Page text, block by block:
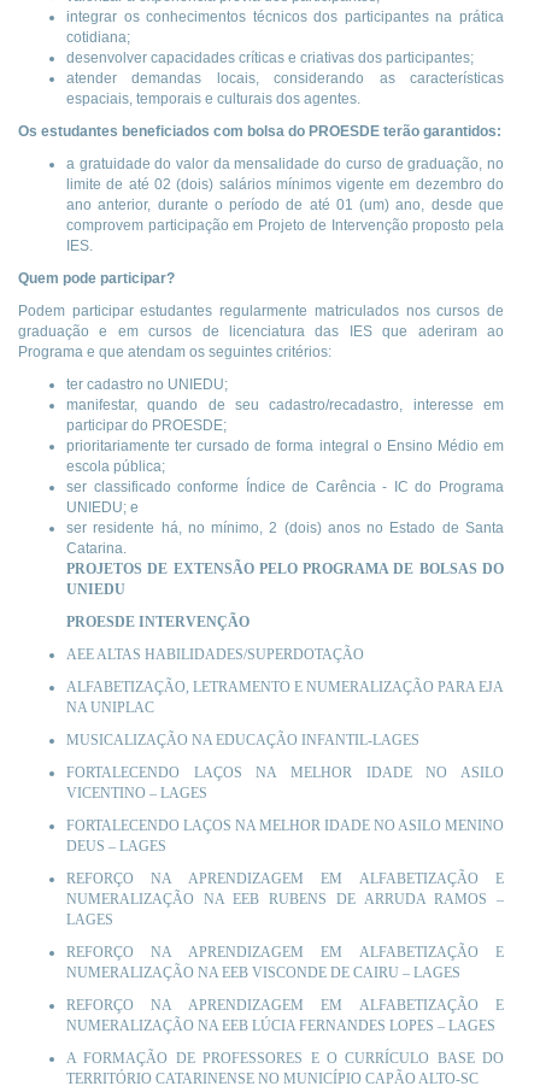
integrar os conhecimentos técnicos dos participantes na prática
cotidiana;
desenvolver capacidades críticas e criativas dos participantes;
atender demandas locais, considerando as características
espaciais, temporais e culturais dos agentes.
Os estudantes beneficiados com bolsa do PROESDE terão garantidos:
a gratuidade do valor da mensalidade do curso de graduação, no
limite de até 02 (dois) salários mínimos vigente em dezembro do
ano anterior, durante o período de até 01 (um) ano, desde que
comprovem participação em Projeto de Intervenção proposto pela
IES.
Quem pode participar?
Podem participar estudantes regularmente matriculados nos cursos de
graduação e em cursos de licenciatura das IES que aderiram ao
Programa e que atendam os seguintes critérios:
ter cadastro no UNIEDU;
manifestar, quando de seu cadastro/recadastro, interesse em
participar do PROESDE;
prioritariamente ter cursado de forma integral o Ensino Médio em
escola pública;
ser classificado conforme Índice de Carência - IC do Programa
UNIEDU; e
ser residente há, no mínimo, 2 (dois) anos no Estado de Santa
Catarina.
PROJETOS DE EXTENSÃO PELO PROGRAMA DE BOLSAS DO
UNIEDU
PROESDE INTERVENÇÃO
AEE ALTAS HABILIDADES/SUPERDOTAÇÃO
ALFABETIZAÇÃO, LETRAMENTO E NUMERALIZAÇÃO PARA EJA
NA UNIPLAC
MUSICALIZAÇÃO NA EDUCAÇÃO INFANTIL-LAGES
FORTALECENDO LAÇOS NA MELHOR IDADE NO ASILO
VICENTINO – LAGES
FORTALECENDO LAÇOS NA MELHOR IDADE NO ASILO MENINO
DEUS – LAGES
REFORÇO NA APRENDIZAGEM EM ALFABETIZAÇÃO E
NUMERALIZAÇÃO NA EEB RUBENS DE ARRUDA RAMOS –
LAGES
REFORÇO NA APRENDIZAGEM EM ALFABETIZAÇÃO E
NUMERALIZAÇÃO NA EEB VISCONDE DE CAIRU – LAGES
REFORÇO NA APRENDIZAGEM EM ALFABETIZAÇÃO E
NUMERALIZAÇÃO NA EEB LÚCIA FERNANDES LOPES – LAGES
A FORMAÇÃO DE PROFESSORES E O CURRÍCULO BASE DO
TERRITÓRIO CATARINENSE NO MUNICÍPIO CAPÃO ALTO-SC